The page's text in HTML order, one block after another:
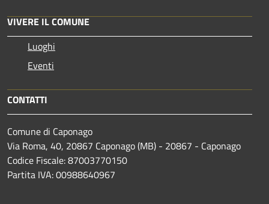
VIVERE IL COMUNE
Luoghi
Eventi
CONTATTI
Comune di Caponago
Via Roma, 40, 20867 Caponago (MB) - 20867 - Caponago
Codice Fiscale: 87003770150
Partita IVA: 00988640967